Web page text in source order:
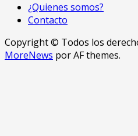
¿Quienes somos?
Contacto
Copyright © Todos los
MoreNews por AF themes.